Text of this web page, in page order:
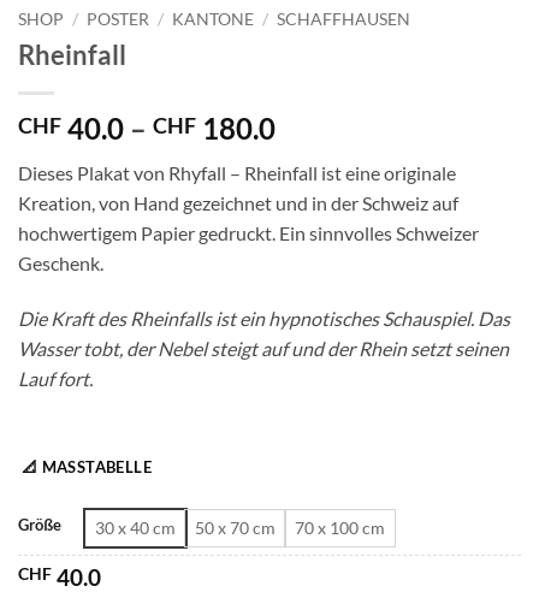
SHOP / POSTER / KANTONE / SCHAFFHAUSEN
Rheinfall
CHF 40.0 – CHF 180.0Preisspanne:
bis
CHF 180.0
Dieses Plakat von Rhyfall – Rheinfall ist eine originale
Kreation, von Hand gezeichnet und in der Schweiz auf
hochwertigem Papier gedruckt. Ein sinnvolles Schweizer
Geschenk.
Die Kraft des Rheinfalls ist ein hypnotisches Schauspiel. Das
Wasser tobt, der Nebel steigt auf und der Rhein setzt seinen
Lauf fort.
📐 MASSTABELLE
Größe 30 x 40 cm 50 x 70 cm 70 x 100 cm
CHF 40.0